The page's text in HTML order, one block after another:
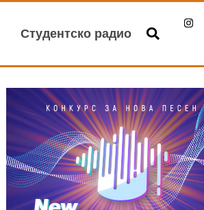
Студентско радио